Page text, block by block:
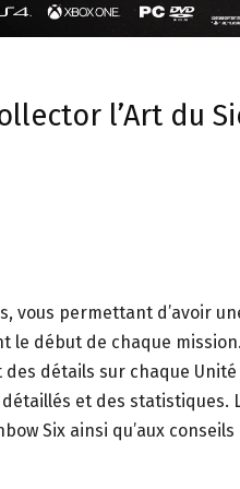
l’Art du
vous permettant d’avoir
le début de chaque
détails sur chaque
et des statistiques.
Six ainsi qu’aux